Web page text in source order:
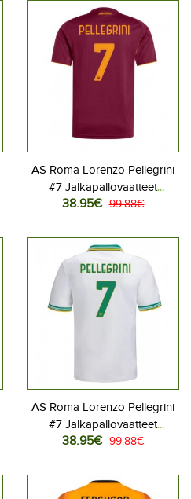
AS Roma Lorenzo Pellegrini
#7 Jalkapallovaatteet
Kotipaita 2025-26
38.95€ 99.88€
AS Roma Lorenzo Pellegrini
#7 Jalkapallovaatteet
Kolmaspaita 2025-26
38.95€ 99.88€